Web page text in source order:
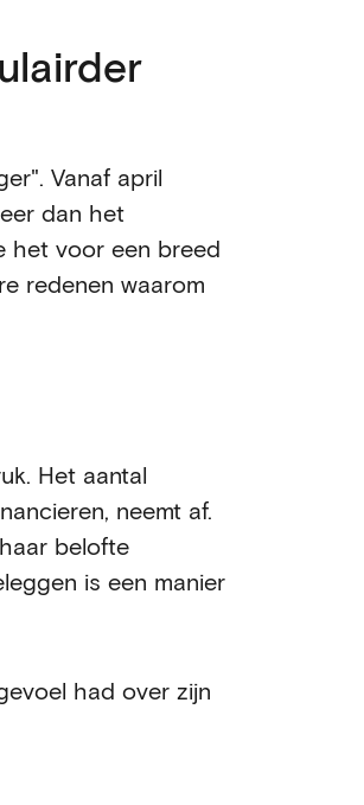
Vanaf april
dan het
het voor een breed
redenen waarom
Het aantal
neemt af.
belofte
is een manier
had over zijn